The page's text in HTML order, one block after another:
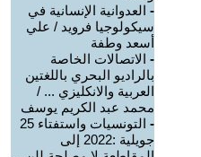
- العدوانية الإنسانية في
سيكولوجيا فرويد / علي
أسعد وطفة
- الاتصالات الخاصة
بالراديو البحري باللغتين
العربية والانكليزي ... /
محمد عبد الكريم يوسف
-
التونسيات واستفتاء 25
جويلية :2022 إلى